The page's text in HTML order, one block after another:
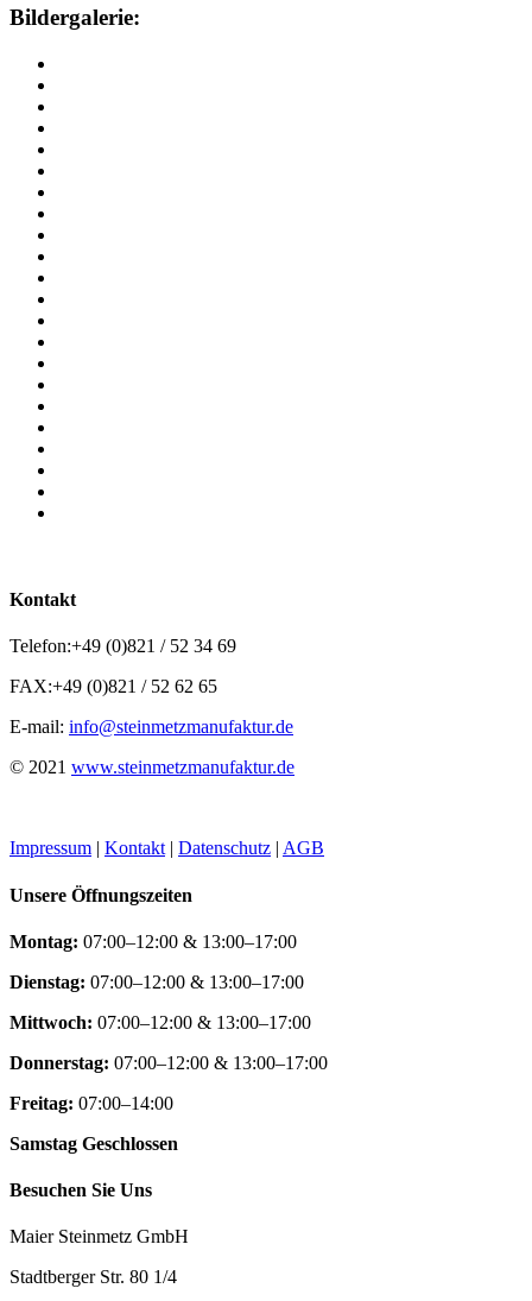
Bildergalerie:
Kontakt
Telefon:+49 (0)821 / 52 34 69
FAX:+49 (0)821 / 52 62 65
E-mail: info@steinmetzmanufaktur.de
© 2021 www.steinmetzmanufaktur.de
Impressum | Kontakt | Datenschutz | AGB
Unsere Öffnungszeiten
Montag: 07:00–12:00 & 13:00–17:00
Dienstag: 07:00–12:00 & 13:00–17:00
Mittwoch: 07:00–12:00 & 13:00–17:00
Donnerstag: 07:00–12:00 & 13:00–17:00
Freitag: 07:00–14:00
Samstag Geschlossen
Besuchen Sie Uns
Maier Steinmetz GmbH
Stadtberger Str. 80 1/4